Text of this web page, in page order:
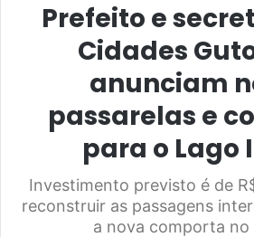
Prefeito e
Cidades
anunciam
passarelas e
para o Lago
Investimento previsto é de
reconstruir as passagens
a nova comporta no